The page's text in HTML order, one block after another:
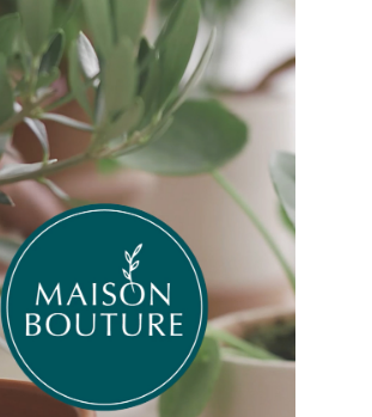
STORY INSTAGRAM SPONSORISÉE
MAISON BOUTURE